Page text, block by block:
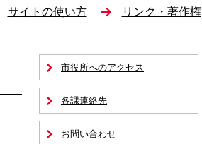
サイトの使い方 リンク・著作権
市役所へのアクセス
各課連絡先
お問い合わせ